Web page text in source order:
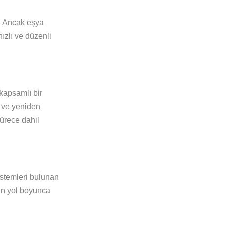
Ancak eşya
ve düzenli
bir
ve yeniden
dahil
bulunan
yol boyunca